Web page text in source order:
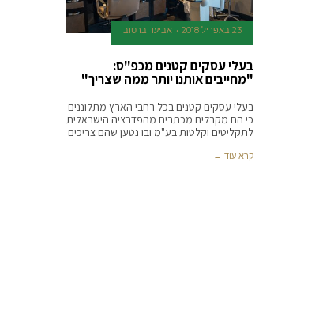
23 באפריל 2018 אביעד ברטוב
בעלי עסקים קטנים מכפ"ס:
"מחייבים אותנו יותר ממה שצריך"
בעלי עסקים קטנים בכל רחבי הארץ מתלוננים
כי הם מקבלים מכתבים מהפדרציה הישראלית
לתקליטים וקלטות בע"מ ובו נטען שהם צריכים
קרא עוד ←